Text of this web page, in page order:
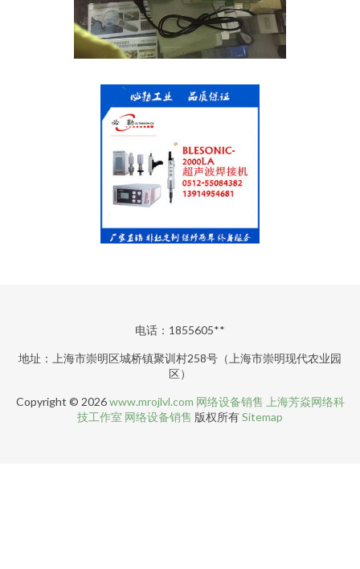
电话：1855605**
地址：上海市崇明区城桥镇聚训村258号（上海市崇明现代农业园
区）
Copyright © 2026www.mrojlvl.com 网络设备销售
上海芳焱网络科
技工作室 网络设备销售 版权所有Sitemap